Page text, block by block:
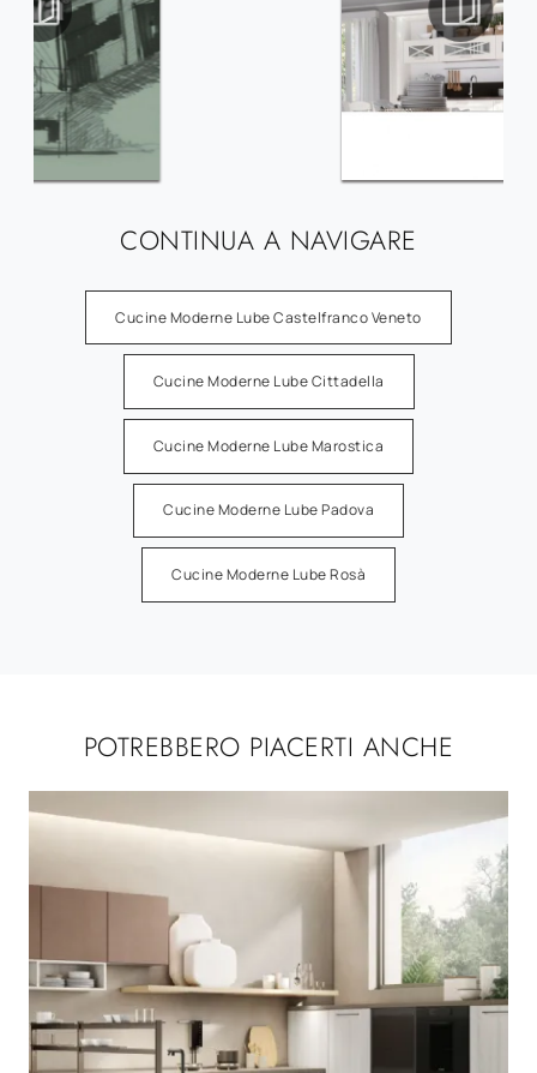
CONTINUA A NAVIGARE
Cucine Moderne Lube Castelfranco Veneto
Cucine Moderne Lube Cittadella
Cucine Moderne Lube Marostica
Cucine Moderne Lube Padova
Cucine Moderne Lube Rosà
POTREBBERO PIACERTI ANCHE